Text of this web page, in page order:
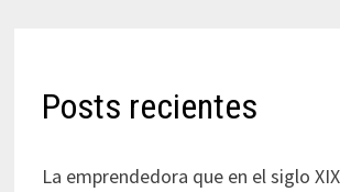
Posts recientes
La emprendedora que en el siglo